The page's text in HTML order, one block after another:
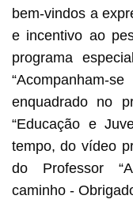
bem-vindos a
e incentivo ao
programa
enquadrado no
“Educação e
tempo, do vídeo
do Professor
caminho -